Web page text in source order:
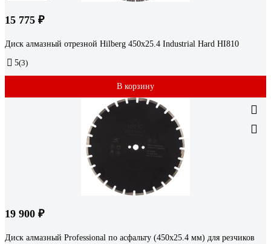
15 775 ₽
Диск алмазный отрезной Hilberg 450x25.4 Industrial Hard HI810
5(3)
В корзину
19 900 ₽
Диск алмазный Professional по асфальту (450х25.4 мм) для резчиков